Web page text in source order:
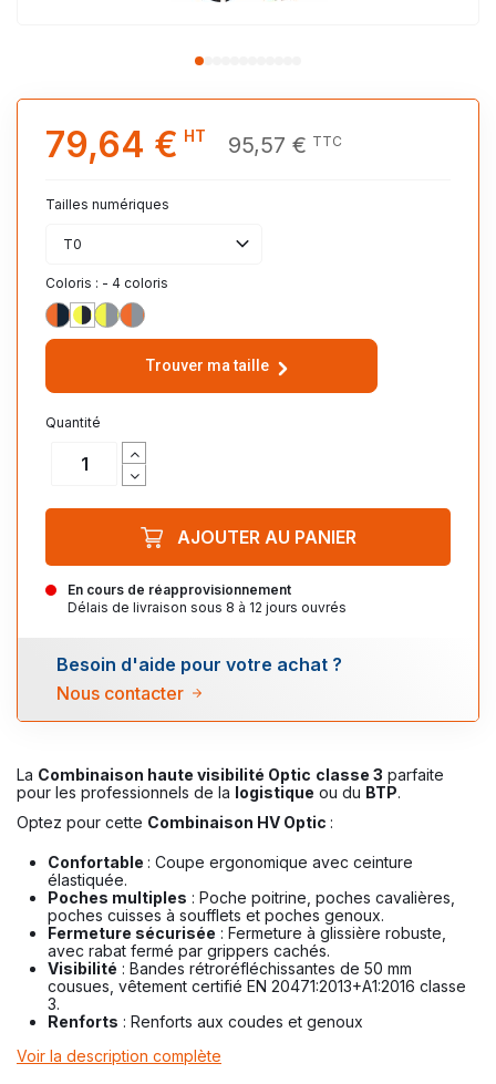
La Combinaison haute visibilité Optic classe 3 parfaite
pour les professionnels de la logistique ou du BTP.
Optez pour cette Combinaison HV Optic :
Confortable : Coupe ergonomique avec ceinture
élastiquée.
Poches multiples : Poche poitrine, poches cavalières,
poches cuisses à soufflets et poches genoux.
Fermeture sécurisée : Fermeture à glissière robuste,
avec rabat fermé par grippers cachés.
Visibilité : Bandes rétroréfléchissantes de 50 mm
cousues, vêtement certifié EN 20471:2013+A1:2016 classe
3.
Renforts : Renforts aux coudes et genoux
Voir la description complète
79,64 € HT 95,57 € TTC
Tailles numériques
T0
Coloris : - 4 coloris
ORANGE_FLUO/MARINE
JAUNE_FLUO/MARINE
JAUNE_FLUO/GRIS_MINERAL
ORANGE_FLUO/GRIS_MINERAL
Trouver ma taille
Quantité
En cours de réapprovisionnement
Délais de livraison sous 8 à 12 jours ouvrés
AJOUTER AU PANIER
Besoin d'aide pour votre achat ?
Nous contacter